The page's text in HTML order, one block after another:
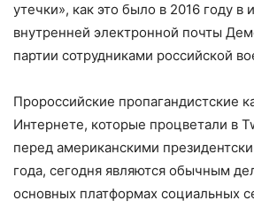
утечки», как это было в 2016 году в
внутренней электронной почты
партии сотрудниками российской
Пророссийские пропагандистские
Интернете, которые процветали в
перед американскими
года, сегодня являются обычным
основных платформах социальных